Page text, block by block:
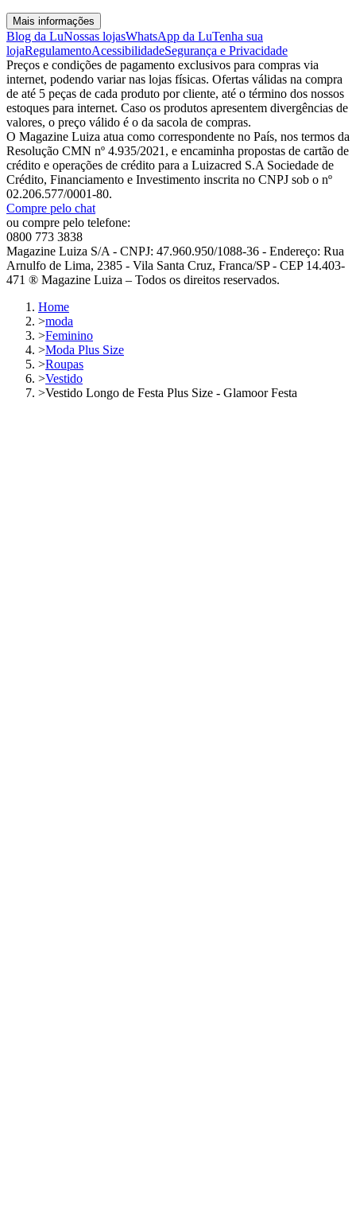
Mais informações
Blog da LuNossas lojasWhatsApp da LuTenha sua
lojaRegulamentoAcessibilidadeSegurança e Privacidade
Preços e condições de pagamento exclusivos para compras via
internet, podendo variar nas lojas físicas. Ofertas válidas na compra
de até 5 peças de cada produto por cliente, até o término dos nossos
estoques para internet. Caso os produtos apresentem divergências de
valores, o preço válido é o da sacola de compras.
O Magazine Luiza atua como correspondente no País, nos termos da
Resolução CMN nº 4.935/2021, e encaminha propostas de cartão de
crédito e operações de crédito para a Luizacred S.A Sociedade de
Crédito, Financiamento e Investimento inscrita no CNPJ sob o nº
02.206.577/0001-80.
Compre pelo chat
ou compre pelo telefone:
0800 773 3838
Magazine Luiza S/A - CNPJ: 47.960.950/1088-36 - Endereço: Rua
Arnulfo de Lima, 2385 - Vila Santa Cruz, Franca/SP - CEP 14.403-
471 ® Magazine Luiza – Todos os direitos reservados.
Home
>moda
>Feminino
>Moda Plus Size
>Roupas
>Vestido
>Vestido Longo de Festa Plus Size - Glamoor Festa